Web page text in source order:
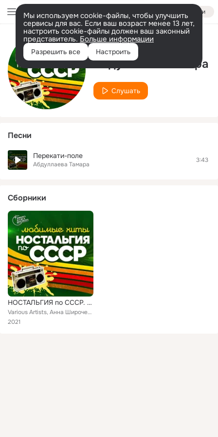
Войти
Мы используем cookie-файлы, чтобы улучшить
сервисы для вас. Если ваш возраст менее 13 лет,
настроить cookie-файлы должен ваш законный
представитель. Больше информации
Разрешить все Настроить
Исполнитель
Абдуллаева Тамара
Слушать
Песни
Перекати-поле
Абдуллаева Тамара
3:43
Сборники
НОСТАЛЬГИЯ по СССР. Любимые хиты
Various Artists, Анна Широченко, Яак Йоала, Абдуллаева Тамара, Группа Форум, Мария Кодряну, Екатерина Семенова, Галина Невара, Д...
2021